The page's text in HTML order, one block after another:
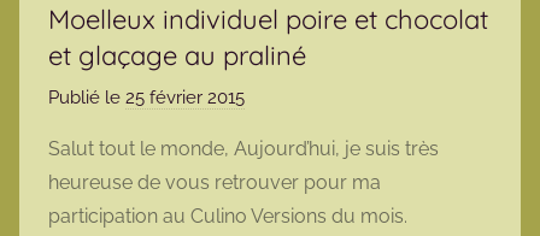
Moelleux individuel poire et chocolat
et glaçage au praliné
Publié le 25 février 2015
r
m
a
Salut tout le monde, Aujourd’hui, je suis très
heureuse de vous retrouver pour ma
participation au Culino Versions du mois.